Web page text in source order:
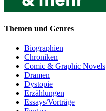
Themen und Genres
Biographien
Chroniken
Comic & Graphic Novels
Dramen
Dystopie
Erzählungen
Essays/Vorträge